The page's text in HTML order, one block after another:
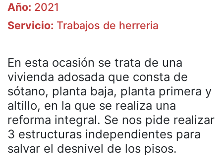
Año: 2021
Servicio: Trabajos de herreria
En esta ocasión se trata de una
vivienda adosada que consta de
sótano, planta baja, planta primera y
altillo, en la que se realiza una
reforma integral. Se nos pide realizar
3 estructuras independientes para
salvar el desnivel de los pisos.